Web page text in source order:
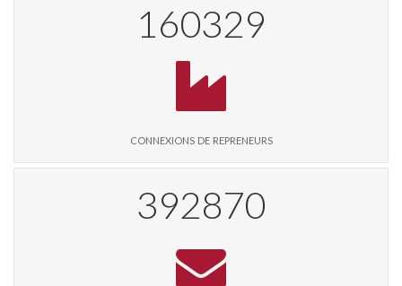
164438
connexions de repreneurs
402850